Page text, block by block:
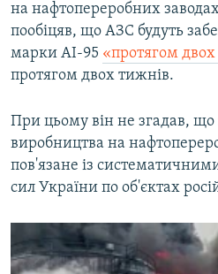
на нафтопереробних
пообіцяв, що АЗС будуть
марки АІ-95 «протягом двох
протягом двох тижнів.
При цьому він не згадав, що
виробництва на
пов'язане із
сил України по об'єктах